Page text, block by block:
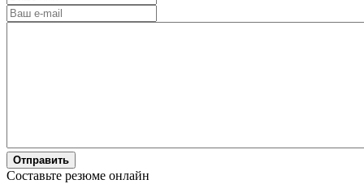
Отправить
Составьте резюме онлайн